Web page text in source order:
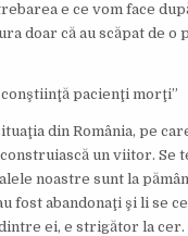
e ce vom face
doar că au scăpat de o
pacienţi morţi”
din România, pe
un viitor. Se
noastre sunt la
fost abandonaţi şi li se
ei, e strigător la